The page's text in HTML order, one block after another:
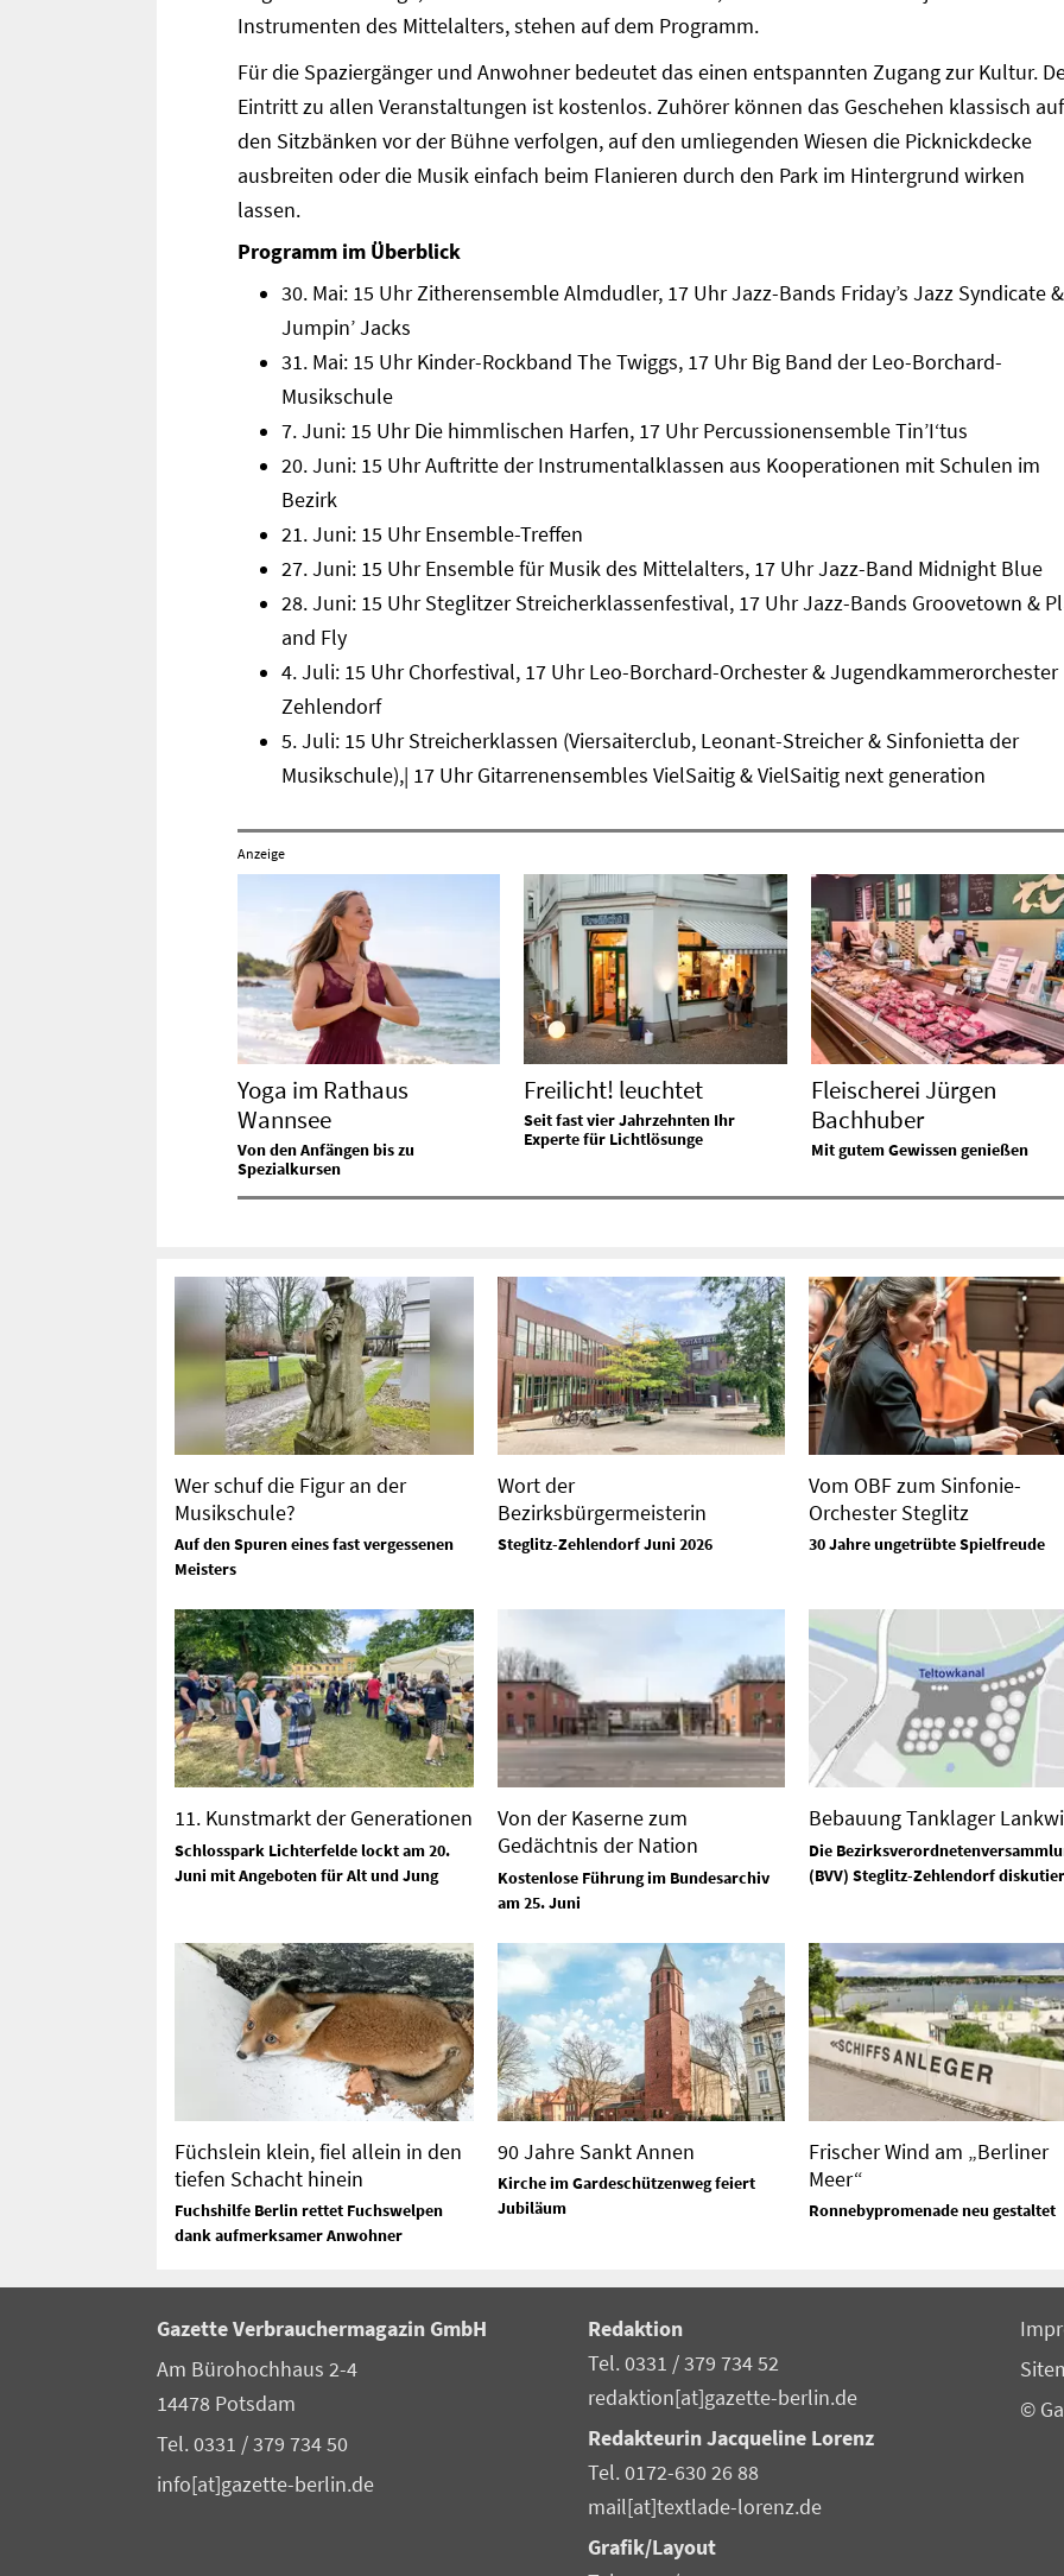
Instrumenten des Mittelalters, stehen auf dem Programm.
Für die Spaziergänger und Anwohner bedeutet das einen entspannten Zugang zur Kultur.
Eintritt zu allen Veranstaltungen ist kostenlos. Zuhörer können das Geschehen klassisch auf
den Sitzbänken vor der Bühne verfolgen, auf den umliegenden Wiesen die Picknickdecke
ausbreiten oder die Musik einfach beim Flanieren durch den Park im Hintergrund wirken
lassen.
Programm im Überblick
30. Mai: 15 Uhr Zitherensemble Almdudler, 17 Uhr Jazz-Bands Friday’s Jazz Syndicate &
Jumpin’ Jacks
31. Mai: 15 Uhr Kinder-Rockband The Twiggs, 17 Uhr Big Band der Leo-Borchard-
Musikschule
7. Juni: 15 Uhr Die himmlischen Harfen, 17 Uhr Percussionensemble Tin’I‘tus
20. Juni: 15 Uhr Auftritte der Instrumentalklassen aus Kooperationen mit Schulen im
Bezirk
21. Juni: 15 Uhr Ensemble-Treffen
27. Juni: 15 Uhr Ensemble für Musik des Mittelalters, 17 Uhr Jazz-Band Midnight Blue
28. Juni: 15 Uhr Steglitzer Streicherklassenfestival, 17 Uhr Jazz-Bands Groovetown &
and Fly
4. Juli: 15 Uhr Chorfestival, 17 Uhr Leo-Borchard-Orchester & Jugendkammerorchester
Zehlendorf
5. Juli: 15 Uhr Streicherklassen (Viersaiterclub, Leonant-Streicher & Sinfonietta der
Musikschule),| 17 Uhr Gitarrenensembles VielSaitig & VielSaitig next generation
Anzeige
Yoga im Rathaus
Wannsee
Von den Anfängen bis zu
Spezialkursen
Freilicht! leuchtet
Seit fast vier Jahrzehnten Ihr
Experte für Lichtlösunge
Fleischerei Jürgen
Bachhuber
Mit gutem Gewissen genießen
Wer schuf die Figur an der
Musikschule?
Auf den Spuren eines fast vergessenen
Meisters
Wort der
Bezirksbürgermeisterin
Steglitz-Zehlendorf Juni 2026
Vom OBF zum Sinfonie-
Orchester Steglitz
30 Jahre ungetrübte Spielfreude
11. Kunstmarkt der Generationen
Schlosspark Lichterfelde lockt am 20.
Juni mit Angeboten für Alt und Jung
Von der Kaserne zum
Gedächtnis der Nation
Kostenlose Führung im Bundesarchiv
am 25. Juni
Bebauung Tanklager
Die
(BVV) Steglitz-Zehlendorf
Füchslein klein, fiel allein in den
tiefen Schacht hinein
Fuchshilfe Berlin rettet Fuchswelpen
dank aufmerksamer Anwohner
90 Jahre Sankt Annen
Kirche im Gardeschützenweg feiert
Jubiläum
Frischer Wind am „Berliner
Meer“
Ronnebypromenade neu gestaltet
Gazette Verbrauchermagazin GmbH
Am Bürohochhaus 2-4
14478 Potsdam
Tel. 0331 / 379 734 50
info[at]gazette-berlin.de
Redaktion
Tel. 0331 / 379 734 52
redaktion[at]gazette-berlin.de
Redakteurin Jacqueline Lorenz
Tel. 0172-630 26 88
mail[at]textlade-lorenz.de
Grafik/Layout
©